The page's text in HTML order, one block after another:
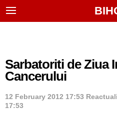
Sarbatoriti de Ziua
Cancerului
12 February 2012 17:53
17:53